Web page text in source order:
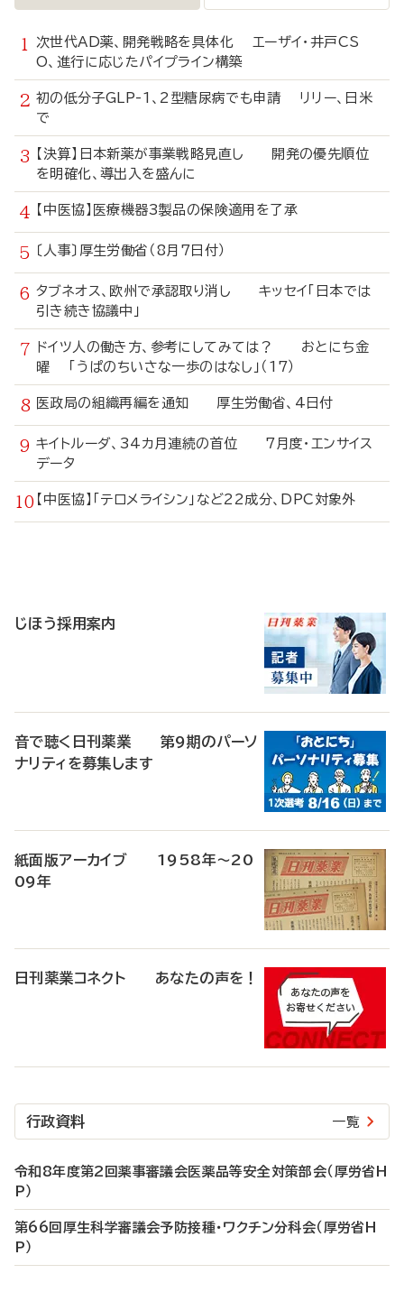
次世代AD薬、開発戦略を具体化 エーザイ・井戸CS
O、進行に応じたパイプライン構築
初の低分子GLP-1、2型糖尿病でも申請 リリー、日米
で
【決算】日本新薬が事業戦略見直し 開発の優先順位
を明確化、導出入を盛んに
【中医協】医療機器3製品の保険適用を了承
〔人事〕厚生労働省（8月7日付）
タブネオス、欧州で承認取り消し キッセイ「日本では
引き続き協議中」
ドイツ人の働き方、参考にしてみては？ おとにち金
曜 「うぱのちいさな一歩のはなし」（17）
医政局の組織再編を通知 厚生労働省、4日付
キイトルーダ、34カ月連続の首位 7月度・エンサイス
データ
【中医協】「テロメライシン」など22成分、DPC対象外
じほう採用案内
音で聴く日刊薬業 第9期のパーソ
ナリティを募集します
紙面版アーカイブ 1958年～20
09年
日刊薬業コネクト あなたの声を！
行政資料 一覧
令和8年度第2回薬事審議会医薬品等安全対策部会（厚労省H
P）
第66回厚生科学審議会予防接種・ワクチン分科会（厚労省H
P）